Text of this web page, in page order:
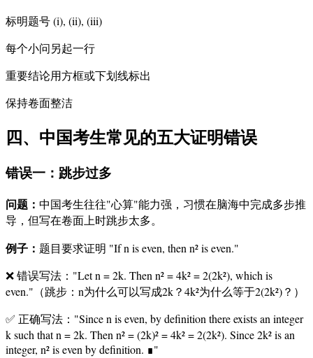
标明题号 (i), (ii), (iii)
每个小问另起一行
重要结论用方框或下划线标出
保持卷面整洁
四、中国考生常见的五大证明错误
错误一：跳步过多
问题： 中国考生往往"心算"能力强，习惯在脑海中完成多步推
导，但写在卷面上时跳步太多。
例子： 题目要求证明 "If n is even, then n² is even."
❌ 错误写法："Let n = 2k. Then n² = 4k² = 2(2k²), which is
even."（跳步：n为什么可以写成2k？4k²为什么等于2(2k²)？）
✅ 正确写法："Since n is even, by definition there exists an integer
k such that n = 2k. Then n² = (2k)² = 4k² = 2(2k²). Since 2k² is an
integer, n² is even by definition. ∎"